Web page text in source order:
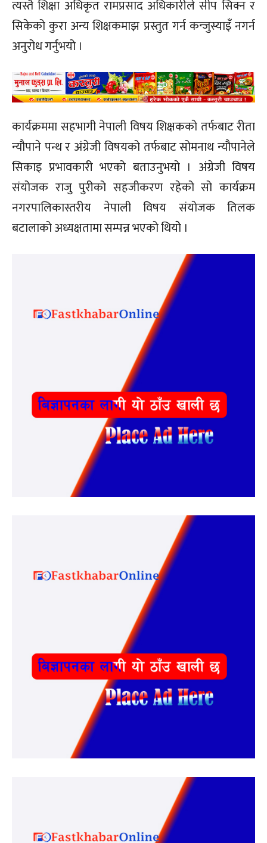
त्यस्तै शिक्षा अधिकृत रामप्रसाद अधिकारीले सीप सिक्न र
सिकेको कुरा अन्य शिक्षकमाझ प्रस्तुत गर्न कन्जुस्याइँ नगर्न
अनुरोध गर्नुभयो ।
कार्यक्रममा सहभागी नेपाली विषय शिक्षकको तर्फबाट रीता
न्यौपाने पन्थ र अंग्रेजी विषयको तर्फबाट सोमनाथ न्यौपानेले
सिकाइ प्रभावकारी भएको बताउनुभयो । अंग्रेजी विषय
संयोजक राजु पुरीको सहजीकरण रहेको सो कार्यक्रम
नगरपालिकास्तरीय नेपाली विषय संयोजक तिलक
बटालाको अध्यक्षतामा सम्पन्न भएको थियोे ।